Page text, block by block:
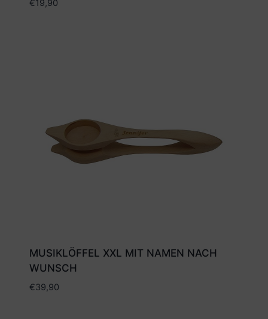
€19,90
MUSIKLÖFFEL XXL MIT NAMEN NACH
WUNSCH
€39,90